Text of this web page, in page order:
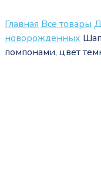
Главная Все товары
новорожденных
помпонами, цвет